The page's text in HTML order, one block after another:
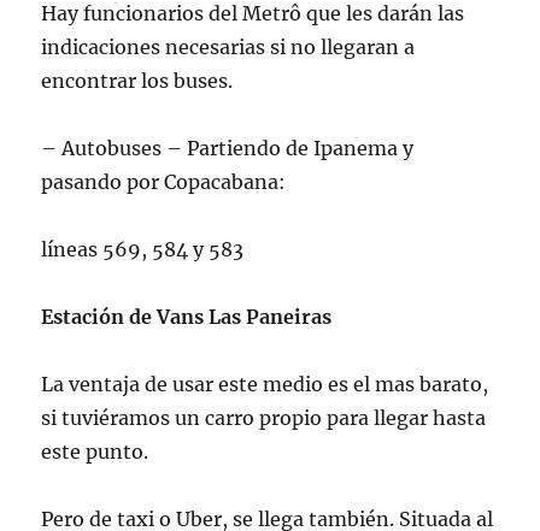
Hay funcionarios del Metrô que les darán las
indicaciones necesarias si no llegaran a
encontrar los buses.
– Autobuses – Partiendo de Ipanema y
pasando por Copacabana:
líneas 569, 584 y 583
Estación de Vans Las Paneiras
La ventaja de usar este medio es el mas barato,
si tuviéramos un carro propio para llegar hasta
este punto.
Pero de taxi o Uber, se llega también. Situada al